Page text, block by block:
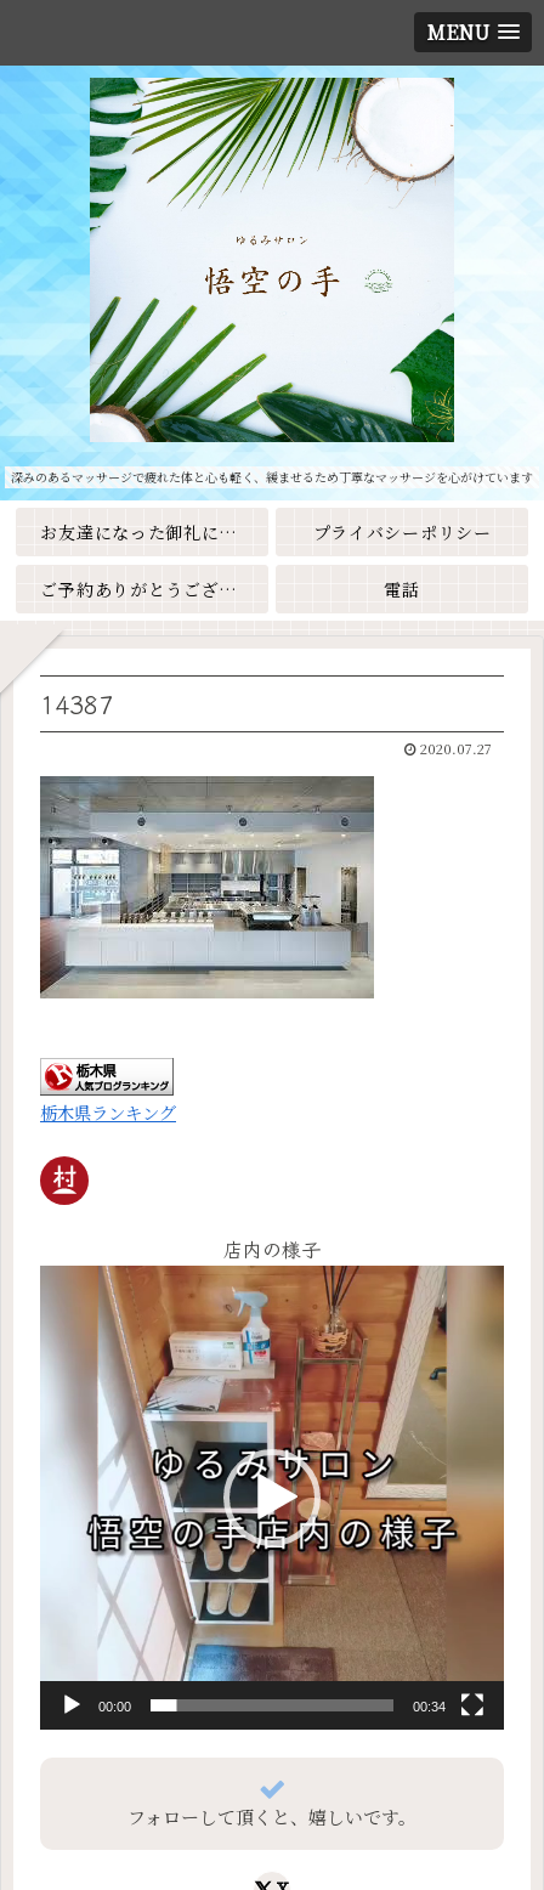
MENU
深みのあるマッサージで疲れた体と心も軽く、緩ませるため丁寧なマッサージを心がけています
お友達になった御礼に素敵なクーポンをプレゼント🎁 プライバシーポリシー
ご予約ありがとうございます 電話
14387
2020.07.27
栃木県ランキング
店内の様子
00:00 00:34
フォローして頂くと、嬉しいです。